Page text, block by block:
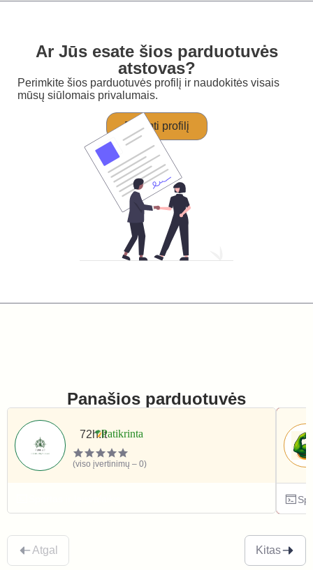
Ar Jūs esate šios parduotuvės
atstovas?
Perimkite šios parduotuvės profilį ir naudokitės visais
mūsų siūlomais privalumais.
Perimti profilį
Panašios parduotuvės
72h.lt
(viso įvertinimų – 0)
Atgal Kitas